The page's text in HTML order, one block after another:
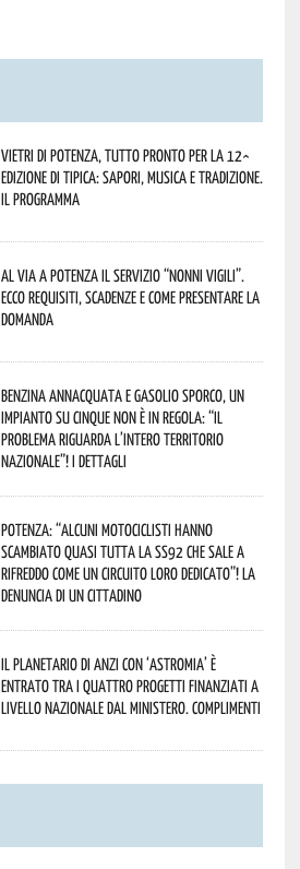
Vietri di Potenza, tutto pronto per la 12^
Edizione di Tipica: sapori, musica e tradizione.
Il programma
Al via a Potenza il servizio “Nonni Vigili”.
Ecco requisiti, scadenze e come presentare la
domanda
Benzina annacquata e gasolio sporco, un
impianto su cinque non è in regola: “il
problema riguarda l’intero territorio
Nazionale”! I dettagli
Potenza: “alcuni motociclisti hanno
scambiato quasi tutta la SS92 che sale a
Rifreddo come un circuito loro dedicato”! La
denuncia di un cittadino
Il Planetario di Anzi con ‘Astromia’ è
entrato tra i quattro progetti finanziati a
livello nazionale dal Ministero. Complimenti